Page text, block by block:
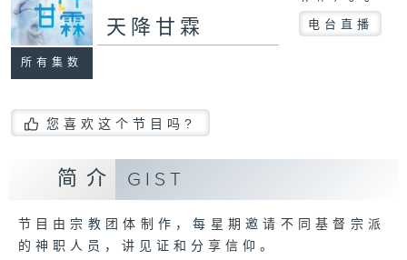
所有集数
天降甘霖 电台直播
您喜欢这个节目吗?
简介 GIST
节目由宗教团体制作，每星期邀请不同基督宗派
的神职人员，讲见证和分享信仰。